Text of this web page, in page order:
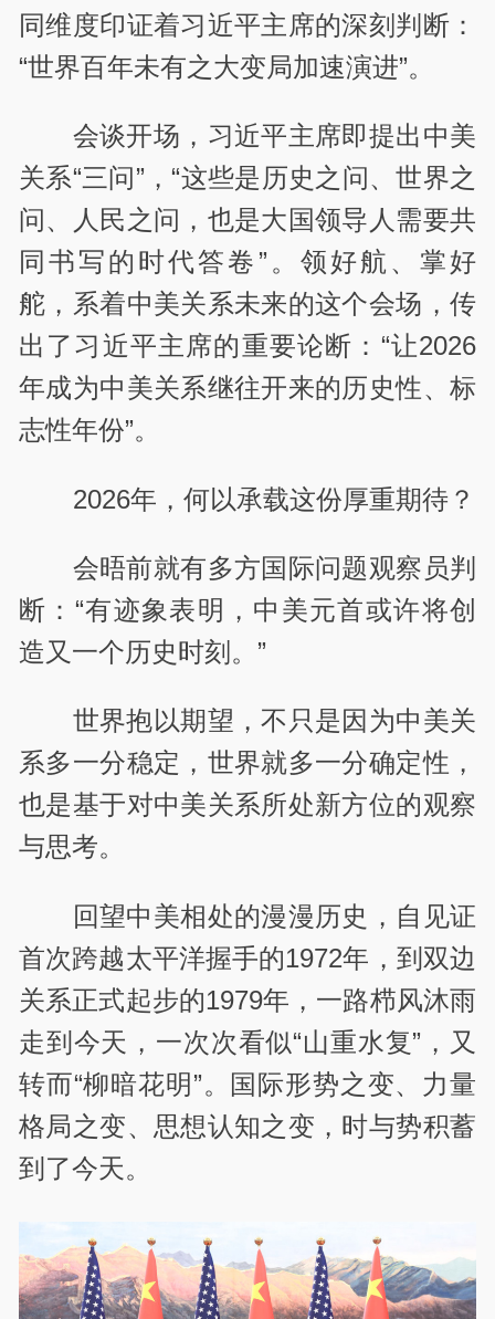
同维度印证着习近平主席的深刻判断：
“世界百年未有之大变局加速演进”。
会谈开场，习近平主席即提出中美
关系“三问”，“这些是历史之问、世界之
问、人民之问，也是大国领导人需要共
同书写的时代答卷”。领好航、掌好
舵，系着中美关系未来的这个会场，传
出了习近平主席的重要论断：“让2026
年成为中美关系继往开来的历史性、标
志性年份”。
2026年，何以承载这份厚重期待？
会晤前就有多方国际问题观察员判
断：“有迹象表明，中美元首或许将创
造又一个历史时刻。”
世界抱以期望，不只是因为中美关
系多一分稳定，世界就多一分确定性，
也是基于对中美关系所处新方位的观察
与思考。
回望中美相处的漫漫历史，自见证
首次跨越太平洋握手的1972年，到双边
关系正式起步的1979年，一路栉风沐雨
走到今天，一次次看似“山重水复”，又
转而“柳暗花明”。国际形势之变、力量
格局之变、思想认知之变，时与势积蓄
到了今天。